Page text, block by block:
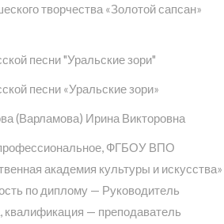
творчества «Золотой сапсан»
песни "Уральские зори"
песни «Уральские зори»
(Варламова) Ирина Викторовна
ФГБОУ ВПО
академия культуры и искусства»
по диплому — Руководитель
квалификация — преподаватель